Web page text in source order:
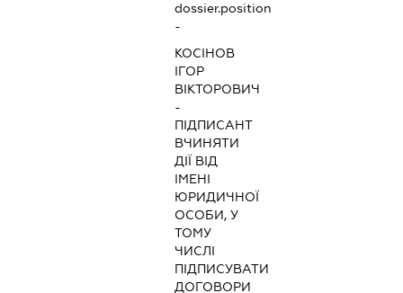
dossier.position
-
КОСІНОВ
ІГОР
ВІКТОРОВИЧ
-
ПІДПИСАНТ
ВЧИНЯТИ
ДІЇ ВІД
ІМЕНІ
ЮРИДИЧНОЇ
ОСОБИ, У
ТОМУ
ЧИСЛІ
ПІДПИСУВАТИ
ДОГОВОРИ